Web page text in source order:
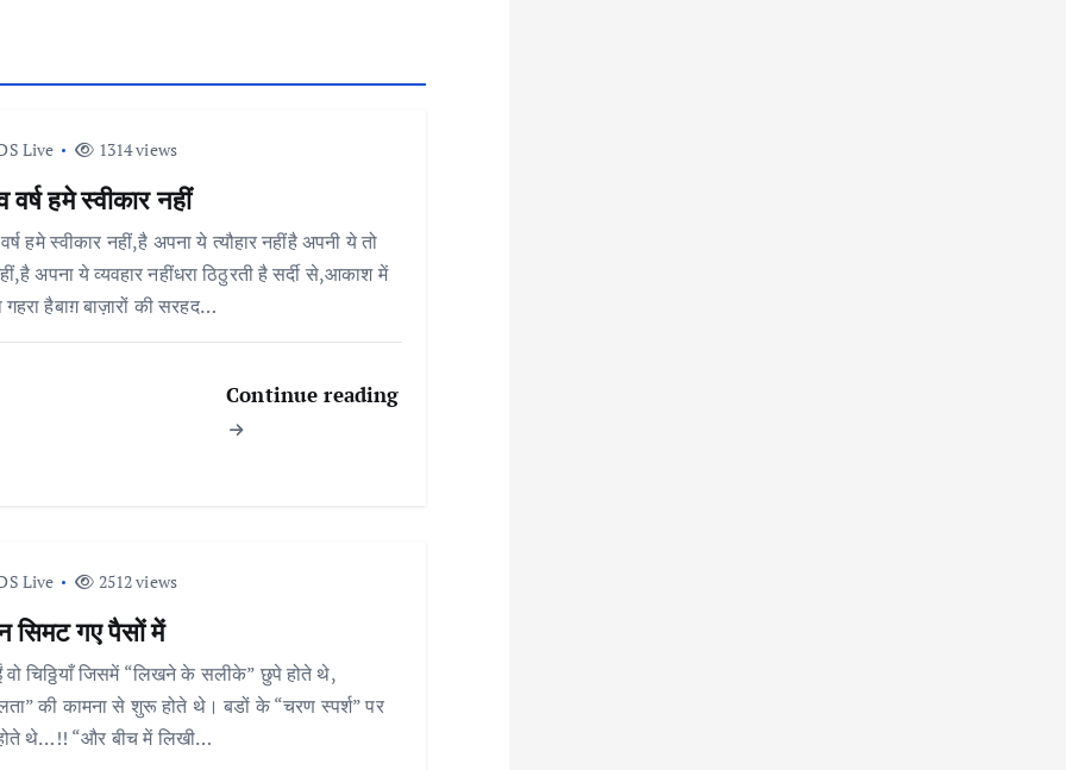
Live 1314 views
वर्ष हमे स्वीकार नहीं
हमे स्वीकार नहीं,है अपना ये त्यौहार नहींहै अपनी ये तो
अपना ये व्यवहार नहींधरा ठिठुरती है सर्दी से,आकाश में
गहरा हैबाग़ बाज़ारों की सरहद…
Continue reading
Live 2512 views
सिमट गए पैसों में
वो चिठ्ठियाँ जिसमें “लिखने के सलीके” छुपे होते थे,
की कामना से शुरू होते थे। बडों के “चरण स्पर्श” पर
थे…!! “और बीच में लिखी…